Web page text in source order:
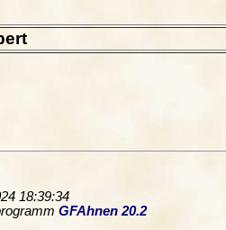
18:39:34
GFAhnen 20.2